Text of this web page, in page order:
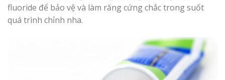
fluoride để bảo vệ và làm răng cứng chắc trong suốt
quá trình chỉnh nha.